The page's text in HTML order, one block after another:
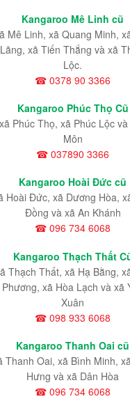
Kangaroo Mê Linh cũ
Mê Linh, xã Quang Minh,
Lãng, xã Tiến Thắng và xã
Lộc.
☎ 0378 90 3366
Kangaroo Phúc Thọ Cũ
xã Phúc Thọ, xã Phúc Lộc
Môn
☎ 037890 3366
Kangaroo Hoài Đức cũ
Hoài Đức, xã Dương Hòa,
Đồng và xã An Khánh
☎ 096 734 6068
Kangaroo Thạch Thất
Thạch Thất, xã Hạ Bằng,
Phương, xã Hòa Lạch và xã
Xuân
☎ 098 933 6068
Kangaroo Thanh Oai cũ
Thanh Oai, xã Bình Minh,
Hưng và xã Dân Hòa
☎ 096 734 6068